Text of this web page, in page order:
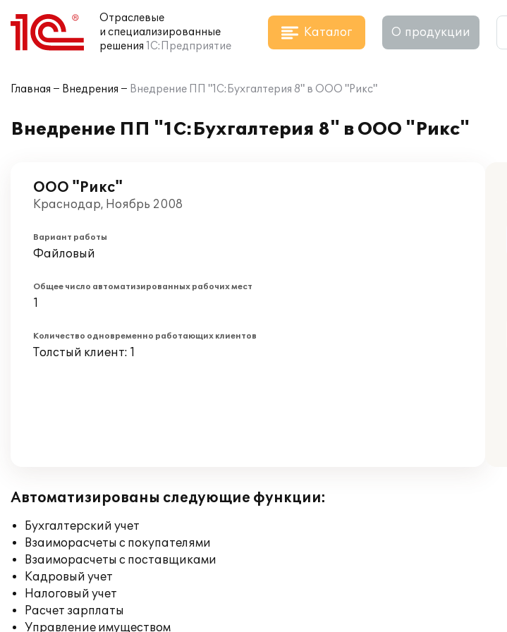
Отраслевые
и специализированные
решения 1С:Предприятие
Каталог О продукции
Главная Внедрения Внедрение ПП "1С:Бухгалтерия 8" в ООО "Рикс"
Внедрение ПП "1С:Бухгалтерия 8" в ООО "Рикс"
ООО "Рикс"
Краснодар, Ноябрь 2008
Вариант работы
Файловый
Общее число автоматизированных рабочих мест
1
Количество одновременно работающих клиентов
Толстый клиент: 1
Автоматизированы следующие функции:
Бухгалтерский учет
Взаиморасчеты с покупателями
Взаиморасчеты с поставщиками
Кадровый учет
Налоговый учет
Расчет зарплаты
Управление имуществом